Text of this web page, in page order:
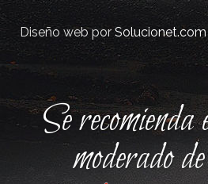
Diseño web porSolucionet.com
Se recomienda
moderado